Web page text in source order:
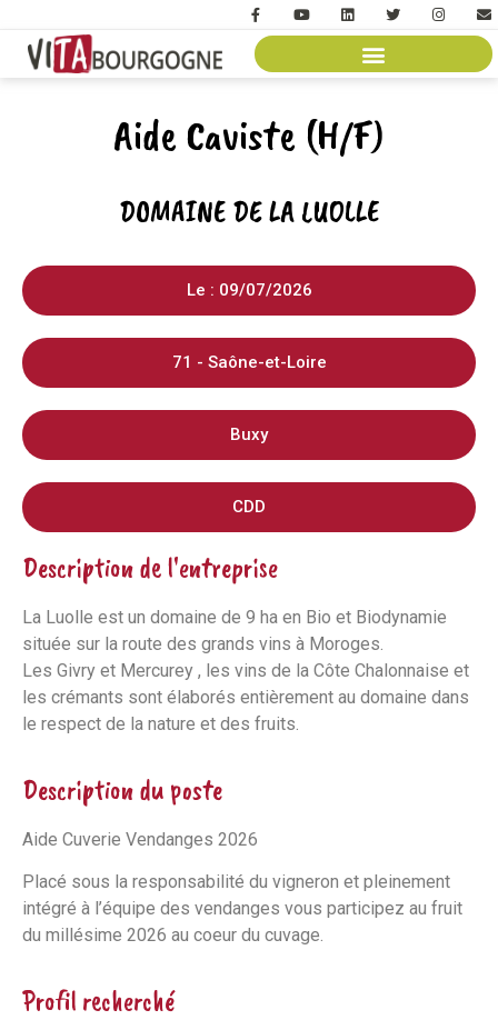
Aide Caviste (H/F)
DOMAINE DE LA LUOLLE
Le : 09/07/2026
71 - Saône-et-Loire
Buxy
CDD
Description de l'entreprise
La Luolle est un domaine de 9 ha en Bio et Biodynamie
située sur la route des grands vins à Moroges.
Les Givry et Mercurey , les vins de la Côte Chalonnaise et
les crémants sont élaborés entièrement au domaine dans
le respect de la nature et des fruits.
Description du poste
Aide Cuverie Vendanges 2026
Placé sous la responsabilité du vigneron et pleinement
intégré à l’équipe des vendanges vous participez au fruit
du millésime 2026 au coeur du cuvage.
Profil recherché